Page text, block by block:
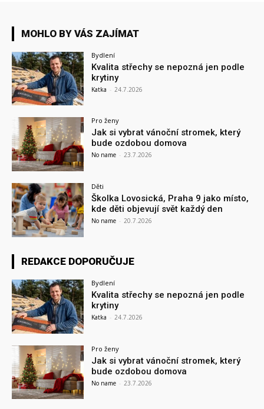
MOHLO BY VÁS ZAJÍMAT
Bydlení
Kvalita střechy se nepozná jen podle
krytiny
Katka - 24.7.2026
Pro ženy
Jak si vybrat vánoční stromek, který
bude ozdobou domova
No name - 23.7.2026
Děti
Školka Lovosická, Praha 9 jako místo,
kde děti objevují svět každý den
No name - 20.7.2026
REDAKCE DOPORUČUJE
Bydlení
Kvalita střechy se nepozná jen podle
krytiny
Katka - 24.7.2026
Pro ženy
Jak si vybrat vánoční stromek, který
bude ozdobou domova
No name - 23.7.2026